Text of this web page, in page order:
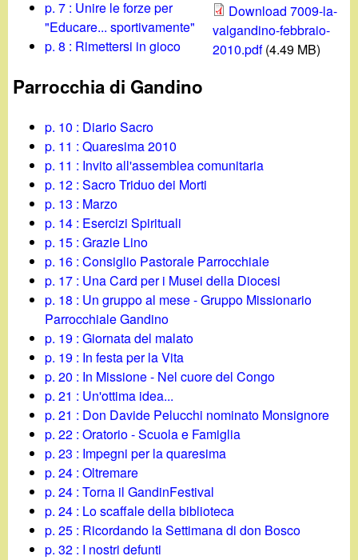
n
c
a
Download 7009-la-
valgandino-febbraio-
2010.pdf (4.49 MB)
p. 7 : Unire le forze per
"Educare... sportivamente"
p. 8 : Rimettersi in gioco
Parrocchia di Gandino
p. 10 : Diario Sacro
p. 11 : Quaresima 2010
p. 11 : Invito all'assemblea comunitaria
p. 12 : Sacro Triduo dei Morti
p. 13 : Marzo
p. 14 : Esercizi Spirituali
p. 15 : Grazie Lino
p. 16 : Consiglio Pastorale Parrocchiale
p. 17 : Una Card per i Musei della Diocesi
p. 18 : Un gruppo al mese - Gruppo Missionario
Parrocchiale Gandino
p. 19 : Giornata del malato
p. 19 : In festa per la Vita
p. 20 : In Missione - Nel cuore del Congo
p. 21 : Un'ottima idea...
p. 21 : Don Davide Pelucchi nominato Monsignore
p. 22 : Oratorio - Scuola e Famiglia
p. 23 : Impegni per la quaresima
p. 24 : Oltremare
p. 24 : Torna il GandinFestival
p. 24 : Lo scaffale della biblioteca
p. 25 : Ricordando la Settimana di don Bosco
p. 32 : I nostri defunti